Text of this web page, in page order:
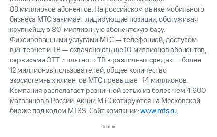
88 миллионов абонентов. На российском рынке мобильного
бизнеса МТС занимает лидирующие позиции, обслуживая
крупнейшую 80-миллионную абонентскую базу.
Фиксированными услугами МТС — телефонией, доступом
в интернет и ТВ — охвачено свыше 10 миллионов абонентов,
сервисами OTT и платного ТВ в различных средах — более
12 миллионов пользователей, общее количество
экосистемных клиентов МТС превышает 14 миллионов.
Компания располагает розничной сетью из более чем 4 600
магазинов в России. Акции МТС котируются на Московской
бирже под кодом MTSS. Сайт компании:www.mts.ru.
* * *